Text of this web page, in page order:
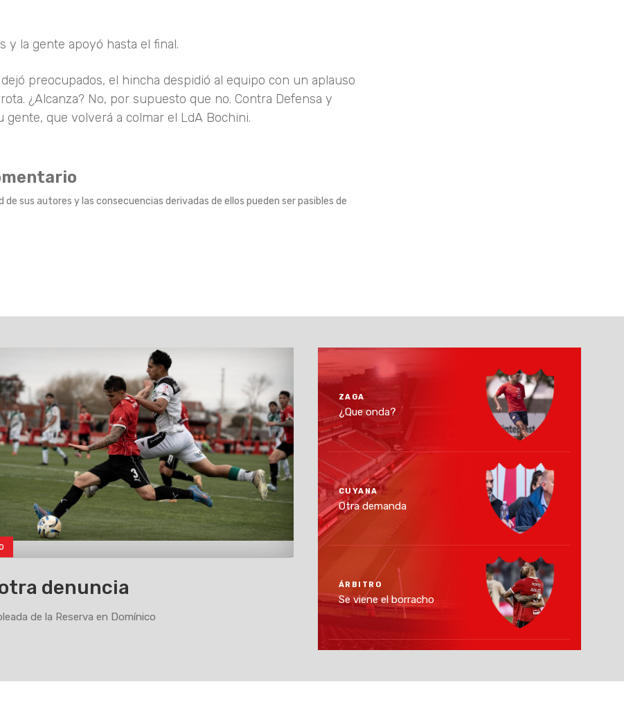
y la gente apoyó hasta el final.
preocupados, el hincha despidió al equipo con un aplauso
¿Alcanza? No, por supuesto que no. Contra Defensa y
que volverá a colmar el LdA Bochini.
sus autores y las consecuencias derivadas de ellos pueden ser pasibles de
denuncia
de la Reserva en Domínico
ZAGA
¿Que onda?
CUYANA
Otra demanda
ÁRBITRO
Se viene el borracho